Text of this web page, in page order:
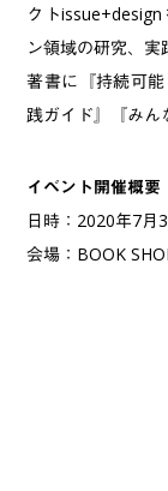
クト
ン領域の研究、実
著書に『持続可
践ガイド』『みん
イベント開催概要
日時：2020年7月
会場：BOOK